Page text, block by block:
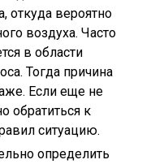
откуда вероятно
воздуха. Часто
в области
Тогда причина
Если еще не
обратиться к
ситуацию.
определить